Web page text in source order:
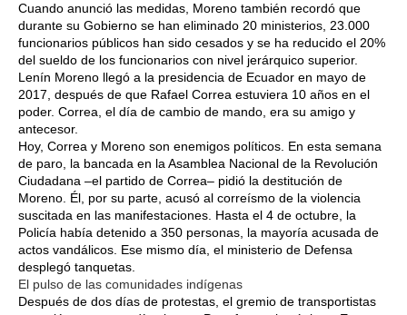
Cuando anunció las medidas, Moreno también recordó que
durante su Gobierno se han eliminado 20 ministerios, 23.000
funcionarios públicos han sido cesados y se ha reducido el 20%
del sueldo de los funcionarios con nivel jerárquico superior.
Lenín Moreno llegó a la presidencia de Ecuador en mayo de
2017, después de que Rafael Correa estuviera 10 años en el
poder. Correa, el día de cambio de mando, era su amigo y
antecesor.
Hoy, Correa y Moreno son enemigos políticos. En esta semana
de paro, la bancada en la Asamblea Nacional de la Revolución
Ciudadana –el partido de Correa– pidió la destitución de
Moreno. Él, por su parte, acusó al correísmo de la violencia
suscitada en las manifestaciones. Hasta el 4 de octubre, la
Policía había detenido a 350 personas, la mayoría acusada de
actos vandálicos. Ese mismo día, el ministerio de Defensa
desplegó tanquetas.
El pulso de las comunidades indígenas
Después de dos días de protestas, el gremio de transportistas